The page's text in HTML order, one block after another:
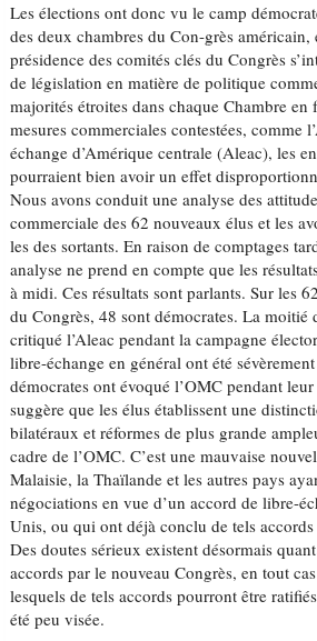
Les élections ont donc vu le camp
des deux chambres du Con-grès
présidence des comités clés du Congrès
de législation en matière de politique
majorités étroites dans chaque Chambre en
mesures commerciales contestées, comme
échange d’Amérique centrale (Aleac), les
pourraient bien avoir un effet
Nous avons conduit une analyse des
commerciale des 62 nouveaux élus et les
les des sortants. En raison de comptages
analyse ne prend en compte que les
à midi. Ces résultats sont parlants. Sur les
du Congrès, 48 sont démocrates. La moitié
critiqué l’Aleac pendant la campagne
libre-échange en général ont été
démocrates ont évoqué l’OMC pendant
suggère que les élus établissent une
bilatéraux et réformes de plus grande
cadre de l’OMC. C’est une mauvaise
Malaisie, la Thaïlande et les autres pays
négociations en vue d’un accord de libre-
Unis, ou qui ont déjà conclu de tels
Des doutes sérieux existent désormais
accords par le nouveau Congrès, en tout
lesquels de tels accords pourront être
été peu visée.